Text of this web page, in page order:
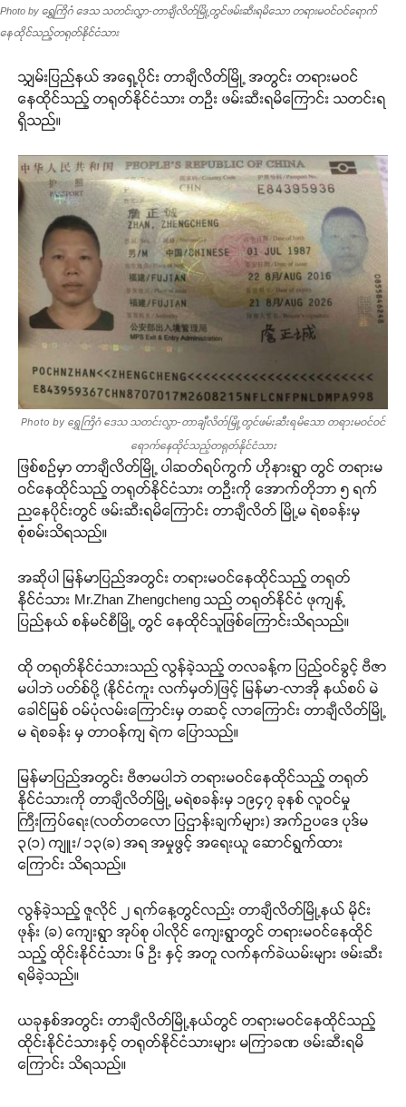
Photo by ရွှေကြိဂံ ဒေသ သတင်းလွှာ-တာချီလိတ်မြို့တွင်ဖမ်းဆီးရမိသော တရားမဝင်ဝင်ရောက်
နေထိုင်သည့်တရုတ်နိုင်ငံသား
သျှမ်းပြည်နယ် အရှေ့ပိုင်း တာချီလိတ်မြို့ အတွင်း တရားမဝင်
နေထိုင်သည့် တရုတ်နိုင်ငံသား တဦး ဖမ်းဆီးရမိကြောင်း သတင်းရ
ရှိသည်။
Photo by ရွှေကြိဂံ ဒေသ သတင်းလွှာ-တာချီလိတ်မြို့တွင်ဖမ်းဆီးရမိသော တရားမဝင်ဝင်
ရောက်နေထိုင်သည့်တရုတ်နိုင်ငံသား
ဖြစ်စဉ်မှာ တာချီလိတ်မြို့ ပါဆတ်ရပ်ကွက် ဟိုနားရွာ တွင် တရားမ
ဝင်နေထိုင်သည့် တရုတ်နိုင်ငံသား တဦးကို အောက်တိုဘာ ၅ ရက်
ညနေပိုင်းတွင် ဖမ်းဆီးရမိကြောင်း တာချီလိတ် မြို့မ ရဲစခန်းမှ
စုံစမ်းသိရသည်။
အဆိုပါ မြန်မာပြည်အတွင်း တရားမဝင်နေထိုင်သည့် တရုတ်
နိုင်ငံသား Mr.Zhan Zhengcheng သည် တရုတ်နိုင်ငံ ဖုကျန့်
ပြည်နယ် စန်မင်စီမြို့ တွင် နေထိုင်သူဖြစ်ကြောင်းသိရသည်။
ထို တရုတ်နိုင်ငံသားသည် လွန်ခဲ့သည့် တလခန့်က ပြည်ဝင်ခွင့် ဗီဇာ
မပါဘဲ ပတ်စ်ပို့ (နိုင်ငံကူး လက်မှတ်)ဖြင့် မြန်မာ-လာအို နယ်စပ် မဲ
ခေါင်မြစ် ဝမ်ပုံလမ်းကြောင်းမှ တဆင့် လာကြောင်း တာချီလိတ်မြို့
မ ရဲစခန်း မှ တာဝန်ကျ ရဲက ပြောသည်။
မြန်မာပြည်အတွင်း ဗီဇာမပါဘဲ တရားမဝင်နေထိုင်သည့် တရုတ်
နိုင်ငံသားကို တာချီလိတ်မြို့ မရဲစခန်းမှ ၁၉၄၇ ခုနစ် လူဝင်မှု
ကြီးကြပ်ရေး(လတ်တလော ပြဌာန်းချက်များ) အက်ဥပဒေ ပုဒ်မ
၃(၁) ကျူး/ ၁၃(ခ) အရ အမှုဖွင့် အရေးယူ ဆောင်ရွက်ထား
ကြောင်း သိရသည်။
လွန်ခဲ့သည့် ဇူလိုင် ၂ ရက်နေ့တွင်လည်း တာချီလိတ်မြို့နယ် မိုင်း
ဖုန်း (ခ) ကျေးရွာ အုပ်စု ပါလိုင် ကျေးရွာတွင် တရားမဝင်နေထိုင်
သည့် ထိုင်းနိုင်ငံသား ၆ ဦး နှင့် အတူ လက်နက်ခဲယမ်းများ ဖမ်းဆီး
ရမိခဲ့သည်။
ယခုနှစ်အတွင်း တာချီလိတ်မြို့နယ်တွင် တရားမဝင်နေထိုင်သည့်
ထိုင်းနိုင်ငံသားနှင့် တရုတ်နိုင်ငံသားများ မကြာခဏ ဖမ်းဆီးရမိ
ကြောင်း သိရသည်။